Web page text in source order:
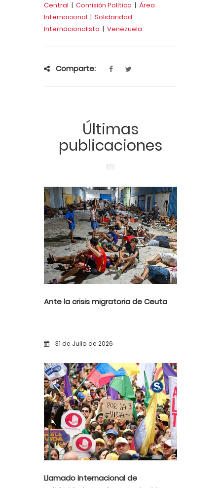
Central | Comisión Política | Área
Internacional | Solidaridad
Internacionalista | Venezuela
Comparte:
Últimas
publicaciones
Ante la crisis migratoria de Ceuta
31 de Julio de 2026
Llamado internacional de